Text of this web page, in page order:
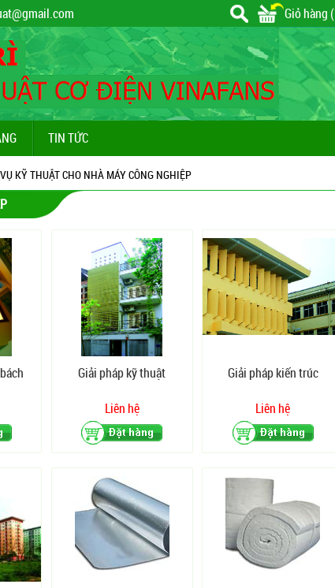
Giỏ hàng (
TIN TỨC
KỸ THUẬT CHO NHÀ MÁY CÔNG NGHIỆP
Giải pháp kỹ thuật
Liên hệ
Giải pháp kiến trúc
Liên hệ